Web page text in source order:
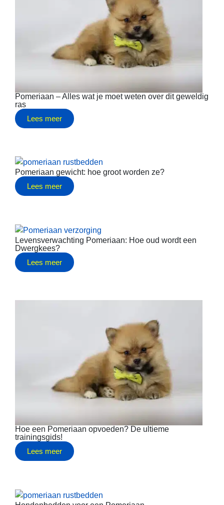
Pomeriaan – Alles wat je moet weten over dit geweldig
ras
Lees meer
Pomeriaan gewicht: hoe groot worden ze?
Lees meer
Levensverwachting Pomeriaan: Hoe oud wordt een
Dwergkees?
Lees meer
Hoe een Pomeriaan opvoeden? De ultieme
trainingsgids!
Lees meer